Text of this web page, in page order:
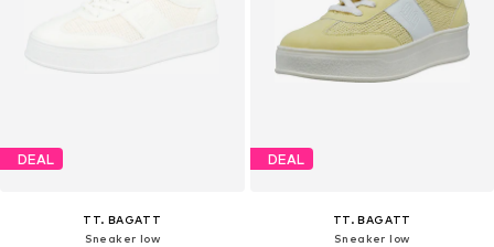
DEAL
TT. BAGATT
Sneaker low
DEAL
TT. BAGATT
Sneaker low